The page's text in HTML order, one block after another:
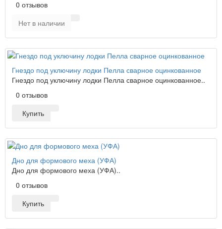
0 отзывов
Нет в наличии
Гнездо под уключину лодки Пелла сварное оцинкованное
Гнездо под уключину лодки Пелла сварное оцинкованное..
0 отзывов
Купить
Дно для формового меха (УФА)
Дно для формового меха (УФА)..
0 отзывов
Купить